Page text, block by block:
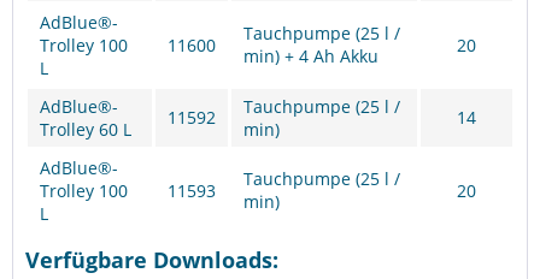
AdBlue®-
Trolley 100
L
11600
Tauchpumpe (25 l /
min) + 4 Ah Akku
20
AdBlue®-
Trolley 60 L
11592
Tauchpumpe (25 l /
min)
14
AdBlue®-
Trolley 100
L
11593
Tauchpumpe (25 l /
min)
20
Verfügbare Downloads: